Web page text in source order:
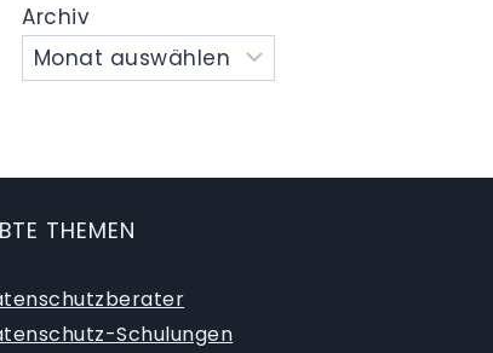
Archiv
THEMEN
Schulungen